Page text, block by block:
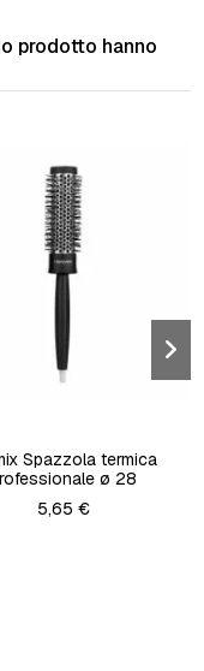
prodotto hanno
Spazzola termica
ø 28
5,65 €